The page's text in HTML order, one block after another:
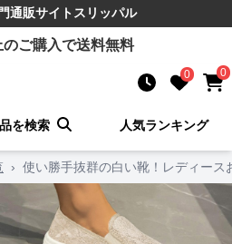
通販サイト スリッパル
のご購入で送料無料
0 0
を検索 人気ランキング
› 使い勝手抜群の白い靴！レディース